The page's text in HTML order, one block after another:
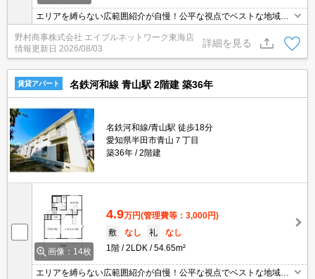
エリアを縛らない広範囲紹介が自慢！公平な視点でベストな地域を
ご提案します。現地集合・オンライン対応！
野村商事株式会社 エイブルネットワーク東海店
情報更新日 2026/08/03
詳細を見る
賃貸アパート 名鉄河和線 青山駅 2階建 築36年
名鉄河和線/青山駅 徒歩18分
愛知県半田市青山７丁目
築36年
2階建
画像：14枚
4.9万円(管理費等：3,000円)
敷
なし 礼
なし
1階
2LDK 54.65m²
エリアを縛らない広範囲紹介が自慢！公平な視点でベストな地域を